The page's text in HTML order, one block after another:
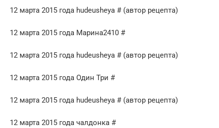
12 марта 2015 года hudeusheya # (автор рецепта)
12 марта 2015 года Марина2410 #
12 марта 2015 года hudeusheya # (автор рецепта)
12 марта 2015 года Один Три #
12 марта 2015 года hudeusheya # (автор рецепта)
12 марта 2015 года чалдонка #